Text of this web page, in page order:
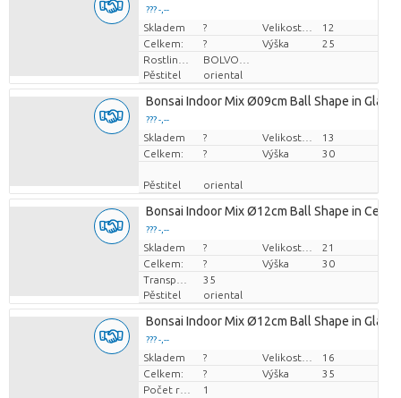
??? -,--
Cena za kus
Skladem ?
12
Celkem:
? Výška
25
Pěstitel
oriental
Bonsai Indoor Mix Ø09cm Ball Shape in Glass
??? -,--
Cena za kus
Skladem ?
13
Celkem:
? Výška 30
Pěstitel oriental
Bonsai Indoor Mix Ø12cm Ball Shape in
??? -,--
Cena za kus
Skladem ?
21
Celkem:
? Výška
30
35
Pěstitel
oriental
Bonsai Indoor Mix Ø12cm Ball Shape in Glass
??? -,--
Cena za kus
Skladem ?
16
Celkem:
? Výška
35
Počet rostlin/hrnce
1